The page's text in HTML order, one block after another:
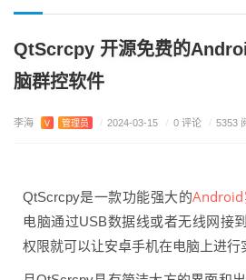
QtScrcpy 开源免费的
脑群控软件
李海 V 管理员 / 2024-03-15 / 0 评论 / 5353
QtScrcpy是一款功能强大的Android
电脑通过USB数据线或者无线网接
权限就可以让安卓手机在电脑上进行